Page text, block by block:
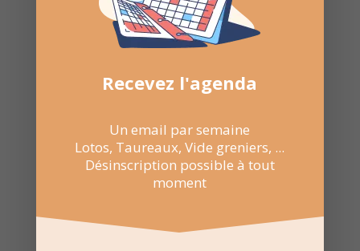
 LES
PROCHAINES
DATES
pour recevoir un résumé
une fois par semaine.
Recevez l'agenda
Un email par semaine
Lotos, Taureaux, Vide greniers, ...
Désinscription possible à tout
moment